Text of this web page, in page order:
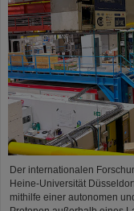
Der internationalen
Heine-Universität
mithilfe einer autonomen